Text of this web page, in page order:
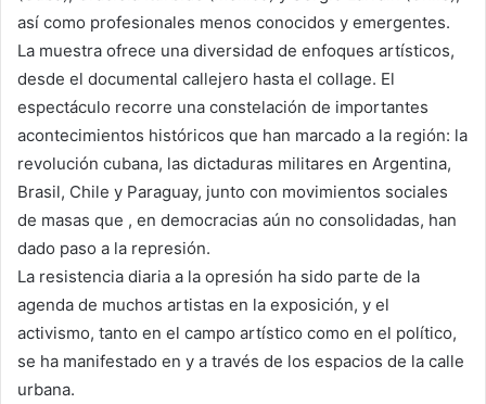
así como profesionales menos conocidos y emergentes.
La muestra ofrece una diversidad de enfoques artísticos,
desde el documental callejero hasta el collage. El
espectáculo recorre una constelación de importantes
acontecimientos históricos que han marcado a la región: la
revolución cubana, las dictaduras militares en Argentina,
Brasil, Chile y Paraguay, junto con movimientos sociales
de masas que , en democracias aún no consolidadas, han
dado paso a la represión.
La resistencia diaria a la opresión ha sido parte de la
agenda de muchos artistas en la exposición, y el
activismo, tanto en el campo artístico como en el político,
se ha manifestado en y a través de los espacios de la calle
urbana.